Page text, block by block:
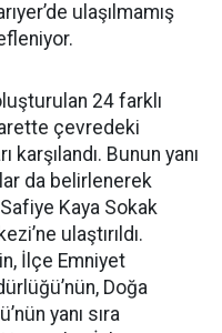
ulaşılmamış
24 farklı
çevredeki
karşılandı. Bunun yanı
da belirlenerek
Kaya Sokak
ulaştırıldı.
İlçe Emniyet
Doğa
yanı sıra